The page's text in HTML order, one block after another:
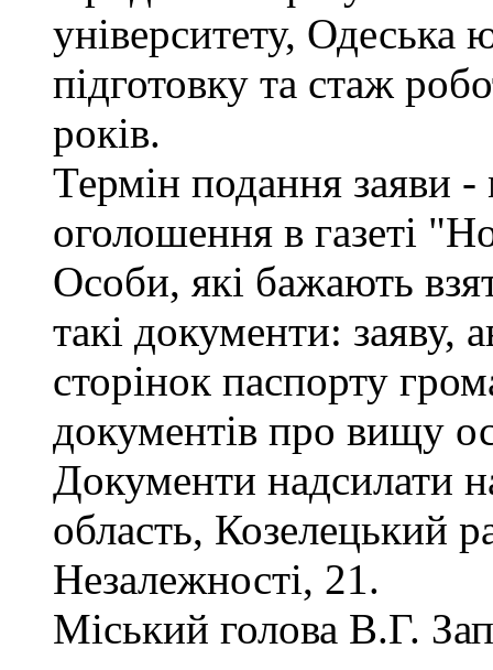
університету, Одеська
підготовку та стаж
років.
Термін подання заяви -
оголошення в газеті
Особи, які бажають
такі документи: заяву,
сторінок паспорту
документів про вищу
Документи надсилати
область, Козелецький
Незалежності, 21.
Міський голова В.Г.